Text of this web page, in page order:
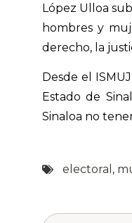
López Ulloa
hombres y
derecho, la
Desde el
Estado de
Sinaloa no
electoral ,